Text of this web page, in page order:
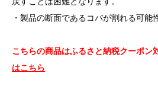
・製品の断面であるコバが割れる可能
こちらの商品はふるさと納税クーポン
はこちら